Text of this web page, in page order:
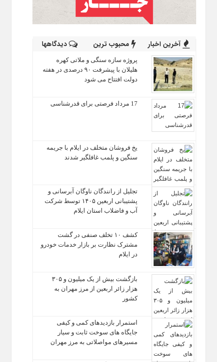
آخرین اخبار محبوب ترین دیدگاهها
پروژه سازه سنگی و ملاتی کهره
هلیلان با پیشرفت ۹۰ درصدی در هفته
دولت افتتاح می شود
17 مرداد فرصتی برای قدرشناسی
یخ‌ فروشان متخلف در ایلام با جریمه
سنگین و پلمب غافلگیر شدند
تجلیل از رانندگان ناوگان آبرسانی و
پشتیبانی اربعین ۱۴۰۵ توسط شرکت
آب و فاضلاب استان ایلام
کشف ۱۰ تخلف صنفی در گشت
مشترک نظارت بر بازار خدمات خودرو
در ایلام
بازگشت بیش از یک میلیون و ۳۰۵
هزار زائر اربعین از مرز مهران به
کشور
استمرار بازدیدهای کمی و کیفی
جایگاه‌ های سوخت ثابت و سیار
مسیرهای مواصلاتی به مرز مهران